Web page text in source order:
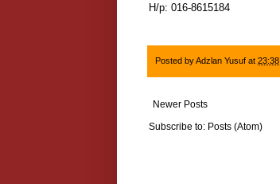
H/p: 016-8615184
Posted byAdzlan Yusuf at 23:38
Newer Posts
Subscribe to: Posts (Atom)